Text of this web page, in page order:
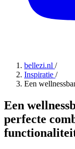
bellezi.nl /
Inspiratie /
Een
Een
perfecte